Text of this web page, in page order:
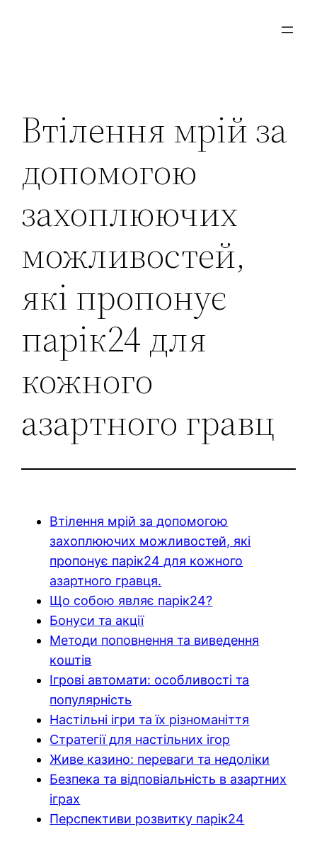
Втілення мрій за
допомогою
захоплюючих
можливостей,
які пропонує
парік24 для
кожного
азартного гравц
Втілення мрій за допомогою
захоплюючих можливостей, які
пропонує парік24 для кожного
азартного гравця.
Що собою являє парік24?
Бонуси та акції
Методи поповнення та виведення
коштів
Ігрові автомати: особливості та
популярність
Настільні ігри та їх різноманіття
Стратегії для настільних ігор
Живе казино: переваги та недоліки
Безпека та відповіальність в азартних
іграх
Перспективи розвитку парік24